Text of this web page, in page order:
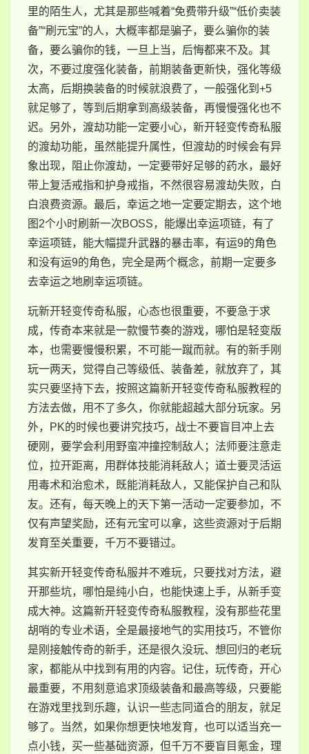
里的陌生人，尤其是那些喊着“免费带升级”“低价卖装
备”“刷元宝”的人，大概率都是骗子，要么骗你的装
备，要么骗你的钱，一旦上当，后悔都来不及。其
次，不要过度强化装备，前期装备更新快，强化等级
太高，后期换装备的时候就浪费了，一般强化到+5
就足够了，等到后期拿到高级装备，再慢慢强化也不
迟。另外，渡劫功能一定要小心，新开轻变传奇私服
的渡劫功能，虽然能提升属性，但渡劫的时候会有异
象出现，阻止你渡劫，一定要带好足够的药水，最好
带上复活戒指和护身戒指，不然很容易渡劫失败，白
白浪费资源。最后，幸运之地一定要定期去，这个地
图2个小时刷新一次BOSS，能爆出幸运项链，有了
幸运项链，能大幅提升武器的暴击率，有运9的角色
和没有运9的角色，完全是两个概念，前期一定要多
去幸运之地刷幸运项链。
玩新开轻变传奇私服，心态也很重要，不要急于求
成，传奇本来就是一款慢节奏的游戏，哪怕是轻变版
本，也需要慢慢积累，不可能一蹴而就。有的新手刚
玩一两天，觉得自己等级低、装备差，就放弃了，其
实只要坚持下去，按照这篇新开轻变传奇私服教程的
方法去做，用不了多久，你就能超越大部分玩家。另
外，PK的时候也要讲究技巧，战士不要盲目冲上去
硬刚，要学会利用野蛮冲撞控制敌人；法师要注意走
位，拉开距离，用群体技能消耗敌人；道士要灵活运
用毒术和治愈术，既能消耗敌人，又能保护自己和队
友。还有，每天晚上的天下第一活动一定要参加，不
仅有声望奖励，还有元宝可以拿，这些资源对于后期
发育至关重要，千万不要错过。
其实新开轻变传奇私服并不难玩，只要找对方法，避
开那些坑，哪怕是纯小白，也能快速上手，从新手变
成大神。这篇新开轻变传奇私服教程，没有那些花里
胡哨的专业术语，全是最接地气的实用技巧，不管你
是刚接触传奇的新手，还是很久没玩、想回归的老玩
家，都能从中找到有用的内容。记住，玩传奇，开心
最重要，不用刻意追求顶级装备和最高等级，只要能
在游戏里找到乐趣，认识一些志同道合的朋友，就足
够了。当然，如果你想更快地发育，也可以适当充一
点小钱，买一些基础资源，但千万不要盲目氪金，理